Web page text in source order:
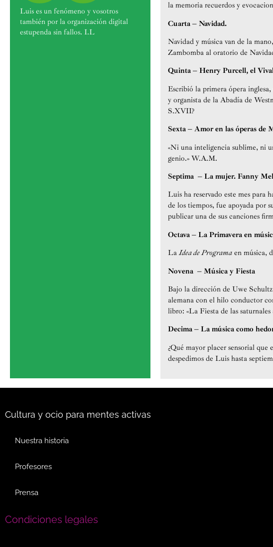
Luis es un fenómeno y vosotros
también por la organización digital
estupenda sin fallos. I.L
la memoria recuerdos y
Cuarta – Navidad.
Navidad y música van de la
Zambomba al oratorio de
Quinta – Henry Purcell, el
Escribió la primera ópera
y organista de la Abadía de
S.XVII?
Sexta – Amor en las óperas de
«Ni una inteligencia sublime, ni
genio.» W.A.M.
Septima – La mujer. Fanny
Luis ha reservado este mes para
de los tiempos, fue apoyada por
publicar una de sus canciones
Octava – La Primavera en
LaIdea de Programaen música,
Novena – Música y Fiesta
Bajo la dirección de Uwe Schultz
alemana con el hilo conductor
libro: «La Fiesta de las
Decima – La música como
¿Qué mayor placer sensorial que
despedimos de Luis hasta
Cultura y ocio para mentes activas
Nuestra historia
Profesores
Prensa
Condiciones legales